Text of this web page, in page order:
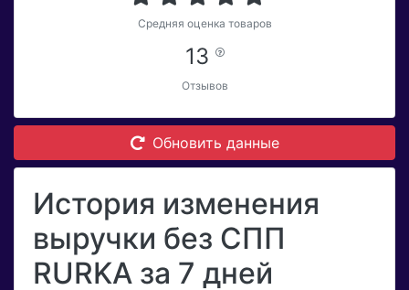
Средняя оценка товаров
13
Отзывов
Обновить данные
История изменения
выручки без СПП
RURKA за 7 дней